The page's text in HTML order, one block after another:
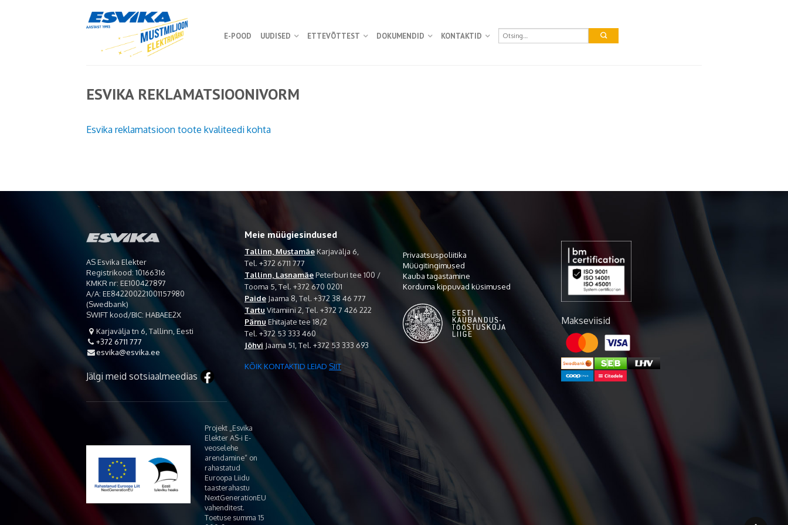
E-POOD UUDISED ETTEVÕTTEST DOKUMENDID KONTAKTID
ESVIKA REKLAMATSIOONIVORM
Esvika reklamatsioon toote kvaliteedi kohta
AS Esvika Elekter
Registrikood: 10166316
KMKR nr: EE100427897
A/A: EE842200221001157980
(Swedbank)
SWIFT kood/BIC: HABAEE2X
 Karjavälja tn 6, Tallinn, Eesti
 +372 6711 777
esvika@esvika.ee
Jälgi meid sotsiaalmeedias
Meie müügiesindused
Tallinn, MustamäeKarjavälja 6,
Tel. +372 6711 777
Tallinn, LasnamäePeterburi tee 100 /
Tooma 5, Tel. +372 670 0201
Paide Jaama 8, Tel. +372 38 46 777
Tartu Vitamiini 2, Tel. +372 7 426 222
Pärnu Ehitajate tee 18/2
Tel. +372 53 333 460
Jõhvi Jaama 51, Tel. +372 53 333 693
KÕIK KONTAKTID LEIAD SIIT
Privaatsuspoliitika
Müügitingimused
Kauba tagastamine
Korduma kippuvad küsimused
Makseviisid
Projekt „Esvika
Elekter AS-i E-
veoselehe
arendamine“ on
rahastatud
Euroopa Liidu
taasterahastu
NextGenerationEU
vahenditest.
Toetuse summa 15